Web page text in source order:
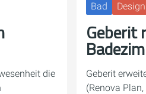
die
Bad Design
Geberit
Geberit
(Renova